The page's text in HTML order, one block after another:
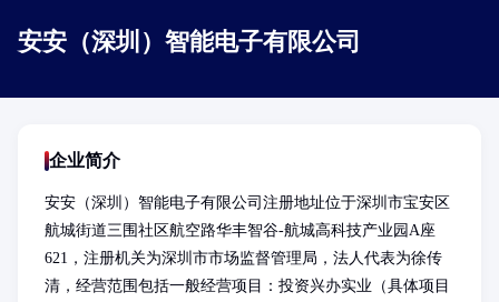
安安（深圳）智能电子有限公司
企业简介
安安（深圳）智能电子有限公司注册地址位于深圳市宝安区
航城街道三围社区航空路华丰智谷-航城高科技产业园A座
621，注册机关为深圳市市场监督管理局，法人代表为徐传
清，经营范围包括一般经营项目：投资兴办实业（具体项目